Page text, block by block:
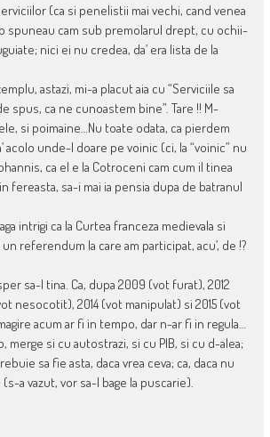
(ca si penelistii mai vechi, cand venea
spuneau cam sub premolarul drept, cu ochii-
nici ei nu credea, da’ era lista de la
astazi, mi-a placut aia cu “Serviciile sa
spus, ca ne cunoastem bine”. Tare !! M-
si poimaine…Nu toate odata, ca pierdem
acolo unde-l doare pe voinic (ci, la “voinic” nu
ca el e la Cotroceni cam cum il tinea
fereasta, sa-i mai ia pensia dupa de batranul
intrigi ca la Curtea franceza medievala si
referendum la care am participat, acu’, de !?
sa-l tina. Ca, dupa 2009 (vot furat), 2012
nesocotit), 2014 (vot manipulat) si 2015 (vot
acum ar fi in tempo, dar n-ar fi in regula…
merge si cu autostrazi, si cu PIB, si cu d-alea;
sa fie asta, daca vrea ceva; ca, daca nu
a vazut, vor sa-l bage la puscarie).